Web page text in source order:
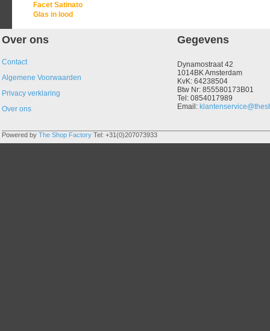
Facet Satinato
Glas in lood
Over ons Gegevens
Contact
Algemene Voorwaarden
Privacy verklaring
Over ons
Dynamostraat 42
1014BK Amsterdam
KvK: 64238504
Btw Nr: 855580173B01
Tel: 0854017989
Email:
Powered by The Shop Factory Tel: +31(0)207073933